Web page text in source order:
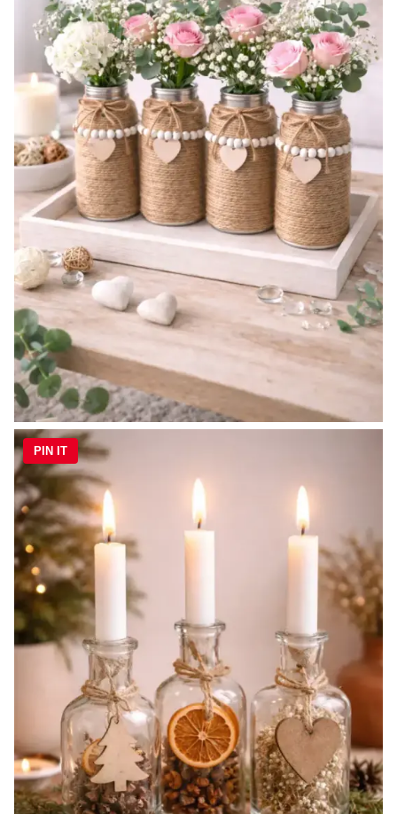
PIN IT